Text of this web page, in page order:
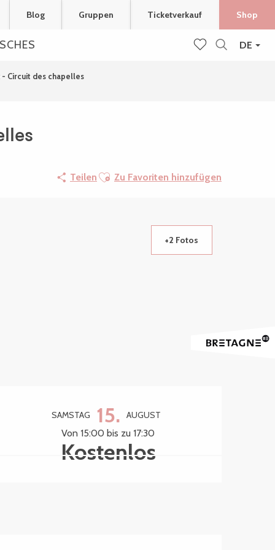
DE
Blog Gruppen Ticketverkauf Shop
Circuit des chapelles
Teilen Ajouter aux favoris
Zu Favoriten hinzufügen
+2 Fotos
SAMSTAG 15. AUGUST
Von 15:00 bis zu 17:30
Kostenlos